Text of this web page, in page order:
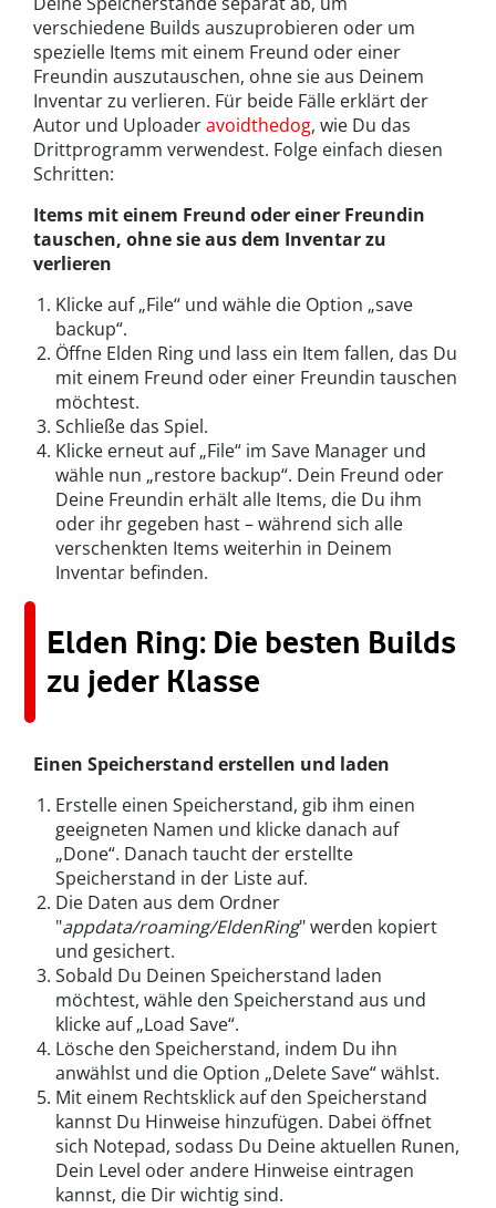
verschiedene Builds auszuprobieren oder um
spezielle Items mit einem Freund oder einer
Freundin auszutauschen, ohne sie aus Deinem
Inventar zu verlieren. Für beide Fälle erklärt der
Autor und Uploaderavoidthedog, wie Du das
Drittprogramm verwendest. Folge einfach diesen
Schritten:
Items mit einem Freund oder einer Freundin
tauschen, ohne sie aus dem Inventar zu
verlieren
Klicke auf „File“ und wähle die Option „save
backup“.
Öffne Elden Ring und lass ein Item fallen, das Du
mit einem Freund oder einer Freundin tauschen
möchtest.
Schließe das Spiel.
Klicke erneut auf „File“ im Save Manager und
wähle nun „restore backup“. Dein Freund oder
Deine Freundin erhält alle Items, die Du ihm
oder ihr gegeben hast – während sich alle
verschenkten Items weiterhin in Deinem
Inventar befinden.
Elden Ring: Die besten Builds
zu jeder Klasse
Einen Speicherstand erstellen und laden
Erstelle einen Speicherstand, gib ihm einen
geeigneten Namen und klicke danach auf
„Done“. Danach taucht der erstellte
Speicherstand in der Liste auf.
Die Daten aus dem Ordner
"appdata/roaming/EldenRing" werden kopiert
und gesichert.
Sobald Du Deinen Speicherstand laden
möchtest, wähle den Speicherstand aus und
klicke auf „Load Save“.
Lösche den Speicherstand, indem Du ihn
anwählst und die Option „Delete Save“ wählst.
Mit einem Rechtsklick auf den Speicherstand
kannst Du Hinweise hinzufügen. Dabei öffnet
sich Notepad, sodass Du Deine aktuellen Runen,
Dein Level oder andere Hinweise eintragen
kannst, die Dir wichtig sind.